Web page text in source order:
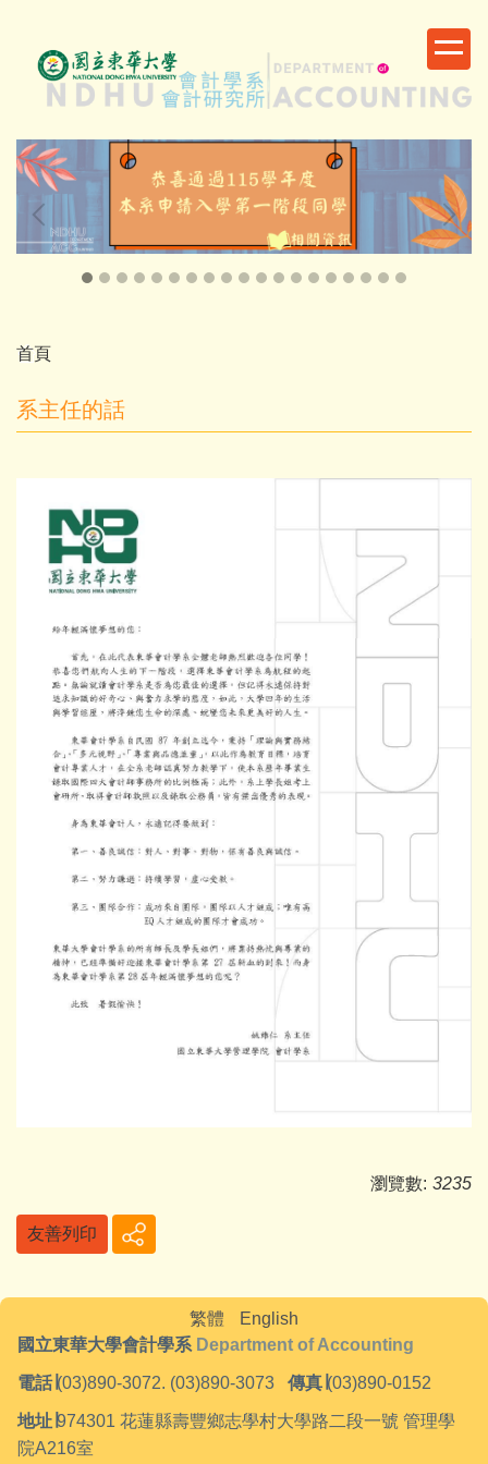
容
區
首頁
系主任的話
瀏覽數: 3235
友善列印
繁體
English
國立東華大學會計學系 Department of Accounting
電話∣ (03)890-3072. (03)890-3073 傳真 (03)890-0152
地址 974301 花蓮縣壽豐鄉志學村大學路二段一號 管理學
院A216室